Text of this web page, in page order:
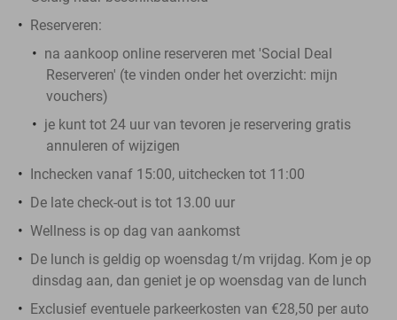
Reserveren:
na aankoop online reserveren met 'Social Deal
Reserveren' (te vinden onder het overzicht: mijn
vouchers)
je kunt tot 24 uur van tevoren je reservering gratis
annuleren of wijzigen
Inchecken vanaf 15:00, uitchecken tot 11:00
De late check-out is tot 13.00 uur
Wellness is op dag van aankomst
De lunch is geldig op woensdag t/m vrijdag. Kom je op
dinsdag aan, dan geniet je op woensdag van de lunch
Exclusief eventuele parkeerkosten van €28,50 per auto